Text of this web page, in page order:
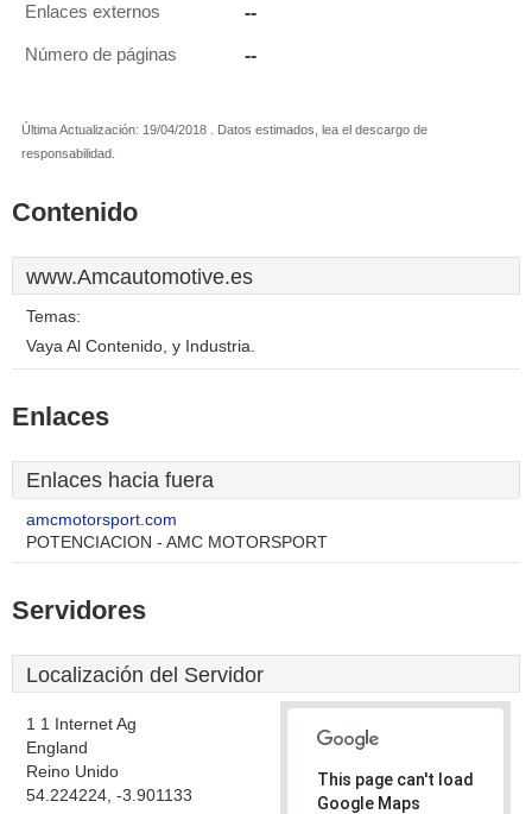
Enlaces externos --
Número de páginas --
Última Actualización: 19/04/2018 . Datos estimados, lea el descargo de
responsabilidad.
Contenido
www.Amcautomotive.es
Temas:
Vaya Al Contenido, y Industria.
Enlaces
Enlaces hacia fuera
amcmotorsport.com
POTENCIACION - AMC MOTORSPORT
Servidores
Localización del Servidor
1 1 Internet Ag
England
Reino Unido
54.224224, -3.901133
This page can't load
Google Maps